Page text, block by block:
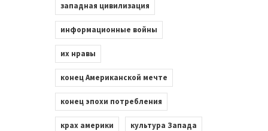
западная цивилизация
информационные войны
их нравы
конец Американской мечте
конец эпохи потребления
крах америки культура Запада